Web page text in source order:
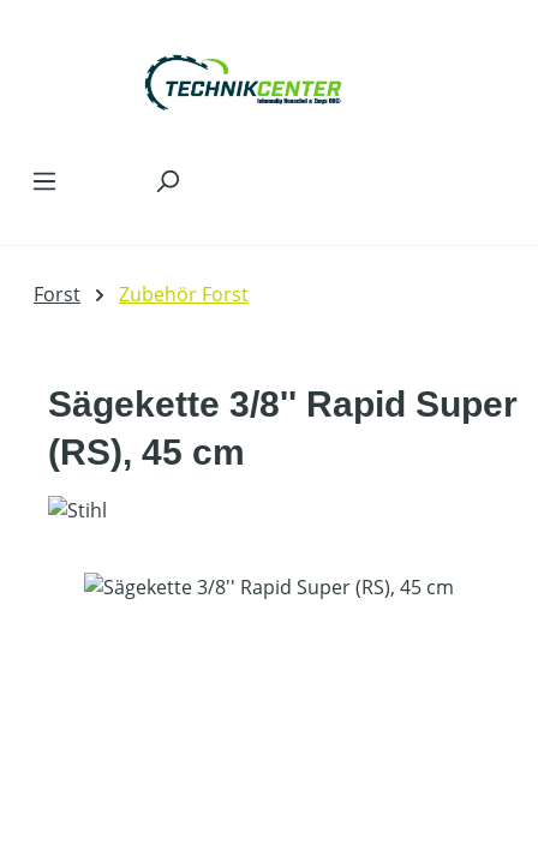
Forst Zubehör Forst
Sägekette 3/8'' Rapid Super
(RS), 45 cm
Bildergalerie überspringen